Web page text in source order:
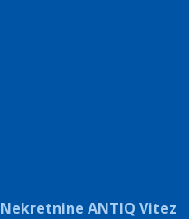
Nekretnine ANTIQ Vitez